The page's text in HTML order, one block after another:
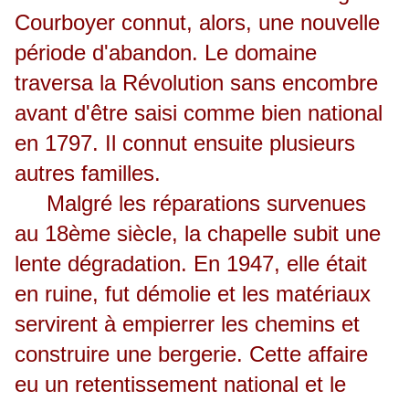
Courboyer connut, alors, une nouvelle
période d'abandon. Le domaine
traversa la Révolution sans encombre
avant d'être saisi comme bien national
en 1797. Il connut ensuite plusieurs
autres familles.
Malgré les réparations survenues
au 18ème siècle, la chapelle subit une
lente dégradation. En 1947, elle était
en ruine, fut démolie et les matériaux
servirent à empierrer les chemins et
construire une bergerie. Cette affaire
eu un retentissement national et le